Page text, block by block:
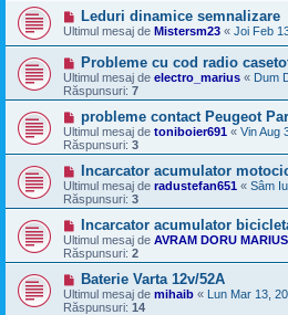
Leduri dinamice semnalizare
Ultimul mesaj de Mistersm23 « Joi Feb
Probleme cu cod radio
Ultimul mesaj de electro_marius « Dum
Răspunsuri: 7
probleme contact Peugeot
Ultimul mesaj de toniboier691 « Vin Aug
Răspunsuri: 3
Incarcator acumulator
Ultimul mesaj de radustefan651 « Sâm
Răspunsuri: 3
Incarcator acumulator
Ultimul mesaj de AVRAM DORU MARIUS
Răspunsuri: 2
Baterie Varta 12v/52A
Ultimul mesaj de mihaib « Lun Mar 13,
Răspunsuri: 14